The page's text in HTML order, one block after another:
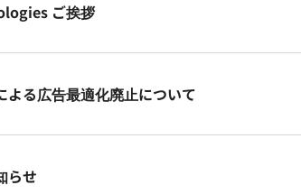
ご挨拶
よる広告最適化廃止について
らせ